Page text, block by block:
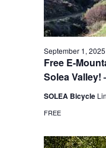
Free E-
Solea Valley!
September 1, 2025
SOLEA Bicycle
FREE